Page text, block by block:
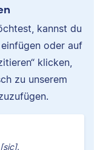
kannst du
oder auf
klicken,
zu unserem